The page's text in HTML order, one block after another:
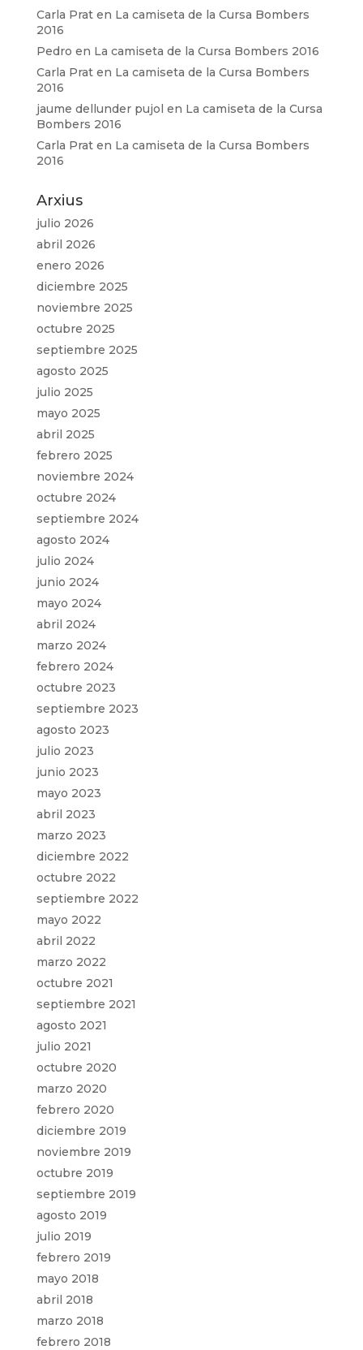
Carla Praten La camiseta de la Cursa Bombers
2016
Pedro en La camiseta de la Cursa Bombers 2016
Carla Praten La camiseta de la Cursa Bombers
2016
jaume dellunder pujol en La camiseta de la Cursa
Bombers 2016
Carla Praten La camiseta de la Cursa Bombers
2016
Arxius
julio 2026
abril 2026
enero 2026
diciembre 2025
noviembre 2025
octubre 2025
septiembre 2025
agosto 2025
julio 2025
mayo 2025
abril 2025
febrero 2025
noviembre 2024
octubre 2024
septiembre 2024
agosto 2024
julio 2024
junio 2024
mayo 2024
abril 2024
marzo 2024
febrero 2024
octubre 2023
septiembre 2023
agosto 2023
julio 2023
junio 2023
mayo 2023
abril 2023
marzo 2023
diciembre 2022
octubre 2022
septiembre 2022
mayo 2022
abril 2022
marzo 2022
octubre 2021
septiembre 2021
agosto 2021
julio 2021
octubre 2020
marzo 2020
febrero 2020
diciembre 2019
noviembre 2019
octubre 2019
septiembre 2019
agosto 2019
julio 2019
febrero 2019
mayo 2018
abril 2018
marzo 2018
febrero 2018